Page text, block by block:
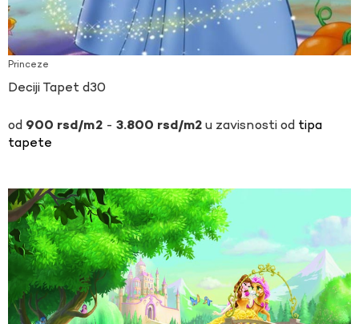
Princeze
Deciji Tapet d30
900 rsd - 3.800 rsd u zavisnosti od tipa
tapete